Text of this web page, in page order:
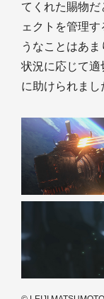
てくれた賜物
ェクトを管理
うなことはあ
状況に応じて適
に助けられまし